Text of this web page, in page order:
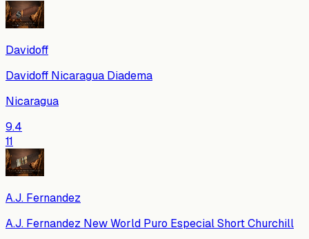
Davidoff
Davidoff Nicaragua Diadema
Nicaragua
9.4
11
A.J. Fernandez
A.J. Fernandez New World Puro Especial Short Churchill